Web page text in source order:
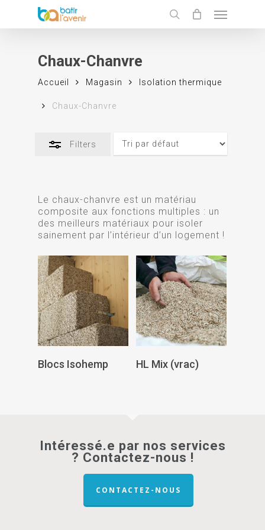
main
search
Chaux-Chanvre
Accueil Magasin Isolation thermique
Chaux-Chanvre
Filters
Filters
Le chaux-chanvre est un matériau
composite aux fonctions multiples : un
des meilleurs matériaux pour isoler
sainement par l’intérieur d’un logement !
Lire La Suite
Blocs Isohemp Lire La Suite
HL Mix (vrac)
Intéressé.e par nos services
? Contactez-nous !
CONTACTEZ-NOUS